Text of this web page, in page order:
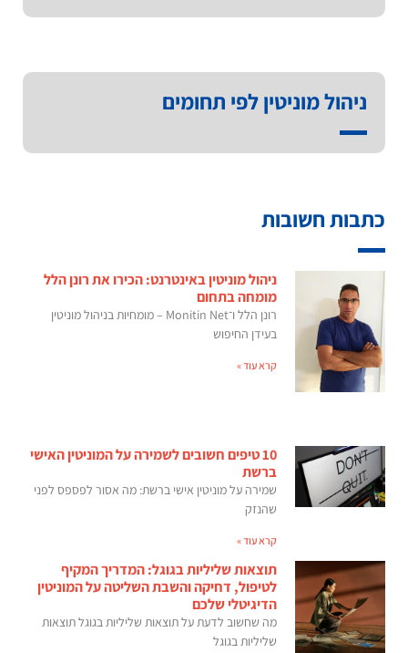
ניהול מוניטין לפי תחומים
כתבות חשובות
ניהול מוניטין באינטרנט: הכירו את רונן הלל
מומחה בתחום
רונן הלל ו־Monitin Net – מומחיות בניהול מוניטין
בעידן החיפוש
קרא עוד »
10 טיפים חשובים לשמירה על המוניטין האישי
ברשת
שמירה על מוניטין אישי ברשת: מה אסור לפספס לפני
שהנזק
קרא עוד »
תוצאות שליליות בגוגל: המדריך המקיף
לטיפול, דחיקה והשבת השליטה על המוניטין
הדיגיטלי שלכם
מה שחשוב לדעת על תוצאות שליליות בגוגל תוצאות
שליליות בגוגל